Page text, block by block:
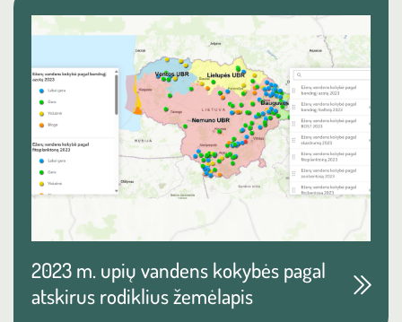
2023 m. upių vandens kokybės pagal
atskirus rodiklius žemėlapis